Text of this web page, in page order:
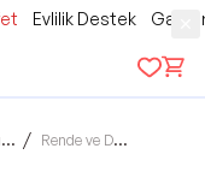
Evlilik Destek
/ Rende ve Doğrama Makineleri